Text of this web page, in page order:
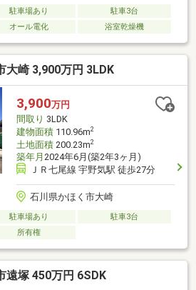
駐車場あり
駐車3台
オール電化 浴室乾燥機
大崎 3,900万円 3LDK
3,900万円
間取り 3LDK
建物面積110.96m2
土地面積200.23m2
築年月 2024年6月(築2年3ヶ月)
ＪＲ七尾線 宇野気駅 徒歩27分
石川県かほく市大崎
駐車場あり
駐車3台
所有権
遠塚 450万円 6SDK